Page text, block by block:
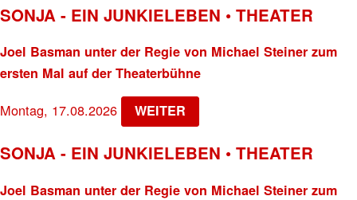
SONJA - EIN JUNKIELEBEN • THEATER
Joel Basman unter der Regie von Michael Steiner zum
ersten Mal auf der Theaterbühne
Montag, 17.08.2026 WEITER
SONJA - EIN JUNKIELEBEN • THEATER
Joel Basman unter der Regie von Michael Steiner zum